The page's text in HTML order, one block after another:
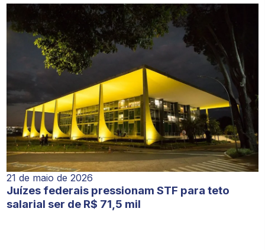
21 de maio de 2026
Juízes federais pressionam STF para teto
salarial ser de R$ 71,5 mil